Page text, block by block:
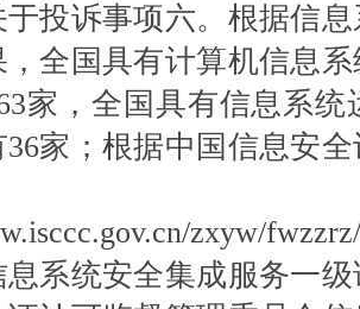
于投诉事项六。根据信
，全国具有计算机信息
家，全国具有信息系
家；根据中国信息安
zxyw/
系统安全集成服务一